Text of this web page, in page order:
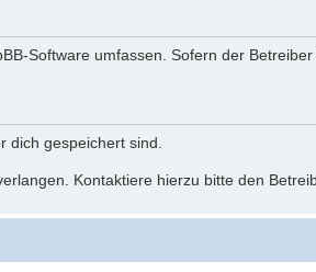
Software umfassen. Sofern der
dich gespeichert sind.
Kontaktiere hierzu bitte den